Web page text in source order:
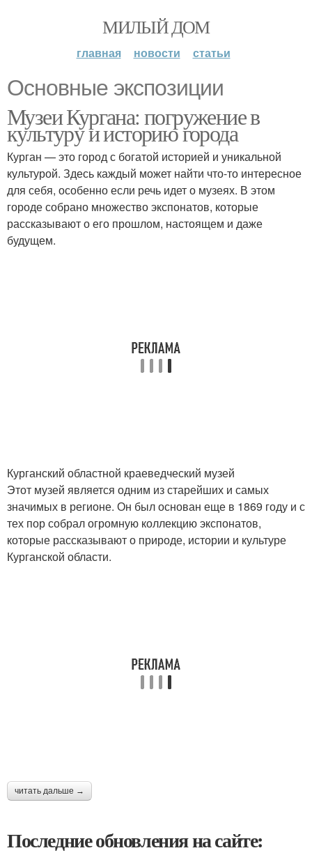
МИЛЫЙ ДОМ
главная новости статьи
Основные экспозиции
Музеи Кургана: погружение в
культуру и историю города
Курган — это город с богатой историей и уникальной
культурой. Здесь каждый может найти что-то интересное
для себя, особенно если речь идет о музеях. В этом
городе собрано множество экспонатов, которые
рассказывают о его прошлом, настоящем и даже
будущем.
Курганский областной краеведческий музей
Этот музей является одним из старейших и самых
значимых в регионе. Он был основан еще в 1869 году и с
тех пор собрал огромную коллекцию экспонатов,
которые рассказывают о природе, истории и культуре
Курганской области.
читать дальше →
Последние обновления на сайте: